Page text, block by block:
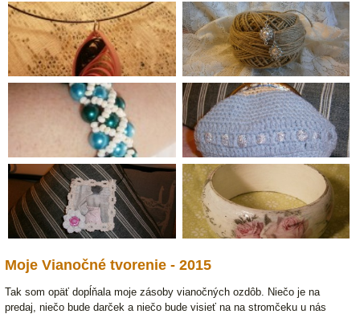
Moje Vianočné tvorenie - 2015
Tak som opäť dopĺňala moje zásoby vianočných ozdôb. Niečo je na
predaj, niečo bude darček a niečo bude visieť na na stromčeku u nás